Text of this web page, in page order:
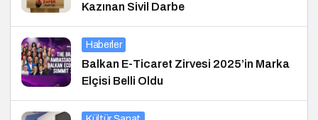
Kazınan Sivil Darbe
Haberler
Balkan E-Ticaret Zirvesi 2025’in Marka
Elçisi Belli Oldu